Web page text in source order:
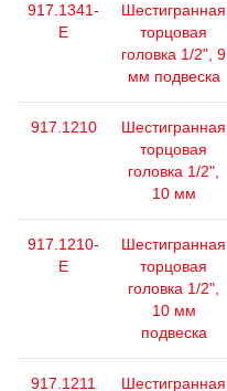
917.1341-
E
Шестигранная
торцовая
головка 1/2", 9
мм подвеска
917.1210
Шестигранная
торцовая
головка 1/2",
10 мм
917.1210-
E
Шестигранная
торцовая
головка 1/2",
10 мм
подвеска
917.1211 Шестигранная